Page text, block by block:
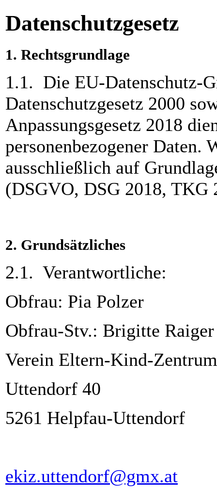
Datenschutzgesetz
1. Rechtsgrundlage
1.1. Die EU-Datenschutz-
Datenschutzgesetz 2000
Anpassungsgesetz 2018
personenbezogener Daten.
ausschließlich auf
(DSGVO, DSG 2018, TKG
2. Grundsätzliches
2.1. Verantwortliche:
Obfrau: Pia Polzer
Obfrau-Stv.: Brigitte Raiger
Verein Eltern-Kind-
Uttendorf 40
5261 Helpfau-Uttendorf
ekiz.uttendorf@gmx.at